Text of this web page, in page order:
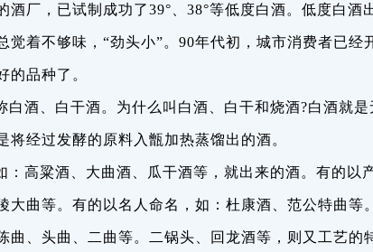
厂，已试制成功了39°、38°等低度白酒。低度白酒
着不够味，“劲头小”。90年代初，城市消费者已经
的品种了。
酒、白干酒。为什么叫白酒、白干和烧酒?白酒就是
经过发酵的原料入甑加热蒸馏出的酒。
：高粱酒、大曲酒、瓜干酒等，就出来的酒。有的以
大曲等。有的以名人命名，如：杜康酒、范公特曲等
曲、头曲、二曲等。二锅头、回龙酒等，则又工艺的